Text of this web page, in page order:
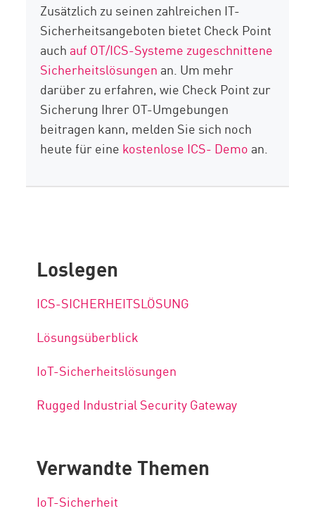
Zusätzlich zu seinen zahlreichen IT-
Sicherheitsangeboten bietet Check Point
auch auf OT/ICS-Systeme zugeschnittene
Sicherheitslösungen an. Um mehr
darüber zu erfahren, wie Check Point zur
Sicherung Ihrer OT-Umgebungen
beitragen kann, melden Sie sich noch
heute für eine kostenlose ICS- Demo an.
Loslegen
ICS-SICHERHEITSLÖSUNG
Lösungsüberblick
IoT-Sicherheitslösungen
Rugged Industrial Security Gateway
Verwandte Themen
IoT-Sicherheit